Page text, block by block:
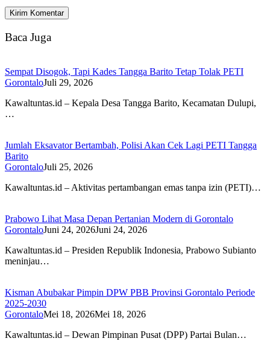
Baca Juga
Sempat Disogok, Tapi Kades Tangga Barito Tetap Tolak PETI
GorontaloJuli 29, 2026
Kawaltuntas.id – Kepala Desa Tangga Barito, Kecamatan Dulupi,
…
Jumlah Eksavator Bertambah, Polisi Akan Cek Lagi PETI Tangga
Barito
GorontaloJuli 25, 2026
Kawaltuntas.id – Aktivitas pertambangan emas tanpa izin (PETI)…
Prabowo Lihat Masa Depan Pertanian Modern di Gorontalo
GorontaloJuni 24, 2026Juni 24, 2026
Kawaltuntas.id – Presiden Republik Indonesia, Prabowo Subianto
meninjau…
Kisman Abubakar Pimpin DPW PBB Provinsi Gorontalo Periode
2025-2030
GorontaloMei 18, 2026Mei 18, 2026
Kawaltuntas.id – Dewan Pimpinan Pusat (DPP) Partai Bulan…